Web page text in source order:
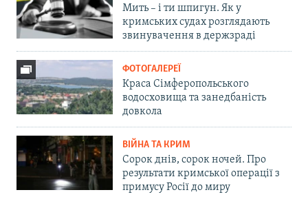
Мить – і ти шпигун. Як у
кримських судах розглядають
звинувачення в держзраді
ФОТОГАЛЕРЕЇ
Краса Сімферопольського
водосховища та занедбаність
довкола
ВІЙНА ТА КРИМ
Сорок днів, сорок ночей. Про
результати кримської операції з
примусу Росії до миру